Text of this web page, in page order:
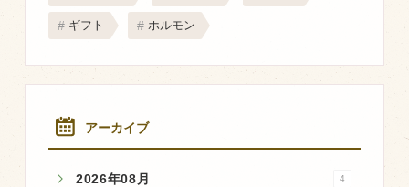
ギフト ホルモン
アーカイブ
2026年08月 4